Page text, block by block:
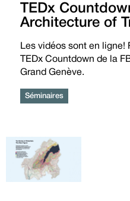
TEDx
Architecture of
Les vidéos sont en ligne!
TEDx Countdown de la
Grand Genève.
Séminaires